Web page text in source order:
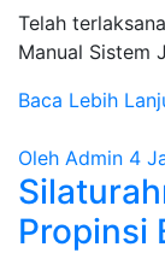
Telah
Manual Sistem
Baca Lebih
Oleh Admin 4
Propinsi